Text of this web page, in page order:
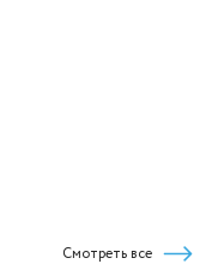
Смотреть все